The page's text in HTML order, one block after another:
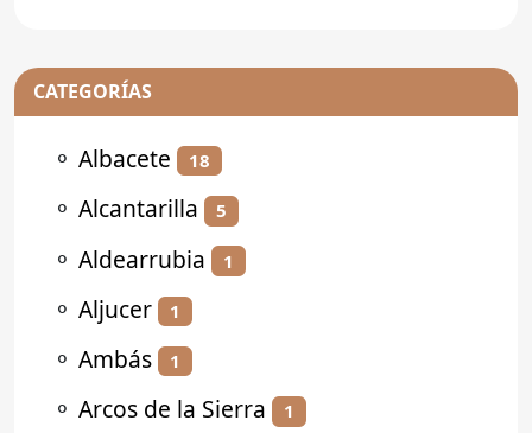
CATEGORÍAS
⚬ Albacete 18
⚬ Alcantarilla 5
⚬ Aldearrubia 1
⚬ Aljucer 1
⚬ Ambás 1
⚬ Arcos de la Sierra 1